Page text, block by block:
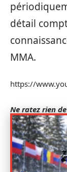
détail
MMA.
https://
Ne ratez rien